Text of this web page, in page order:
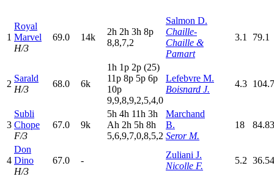
1
Royal
Marvel
H/3
69.0 14k
2h 2h 3h 8p
8,8,7,2
Salmon D.
Chaille-
Chaille &
Pamart
3.1 79.1
2
Sarald
H/3
68.0 6k
1h 1p 2p (25)
11p 8p 5p 6p
10p
9,9,8,9,2,5,4,0
Lefebvre M.
Boisnard J.
4.3
3
Subli
Chope
F/3
67.0 9k
5h 4h 11h 3h
Ah 2h 5h 8h
5,6,9,7,0,8,5,2
Marchand
B.
Seror M.
18
4
Don
Dino
H/3
67.0 -
Zuliani J.
Nicolle F.
5.2 36.54